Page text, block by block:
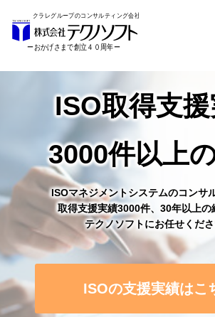
ISO取得支
3000件以上
ISOマネジメントシステムのコンサ
取得支援実績3000件、30年以上の
テクノソフトにお任せくださ
ISOの支援実績はこ